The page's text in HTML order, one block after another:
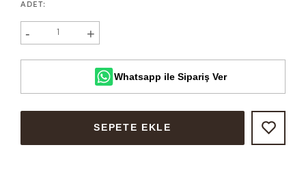
ADET:
- 1 +
Whatsapp ile Sipariş Ver
SEPETE EKLE